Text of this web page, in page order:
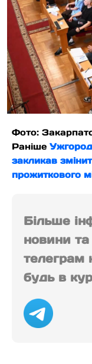
Фото:
Раніше
закликав
прожиткового
Більше
новини
телеграм
будь в